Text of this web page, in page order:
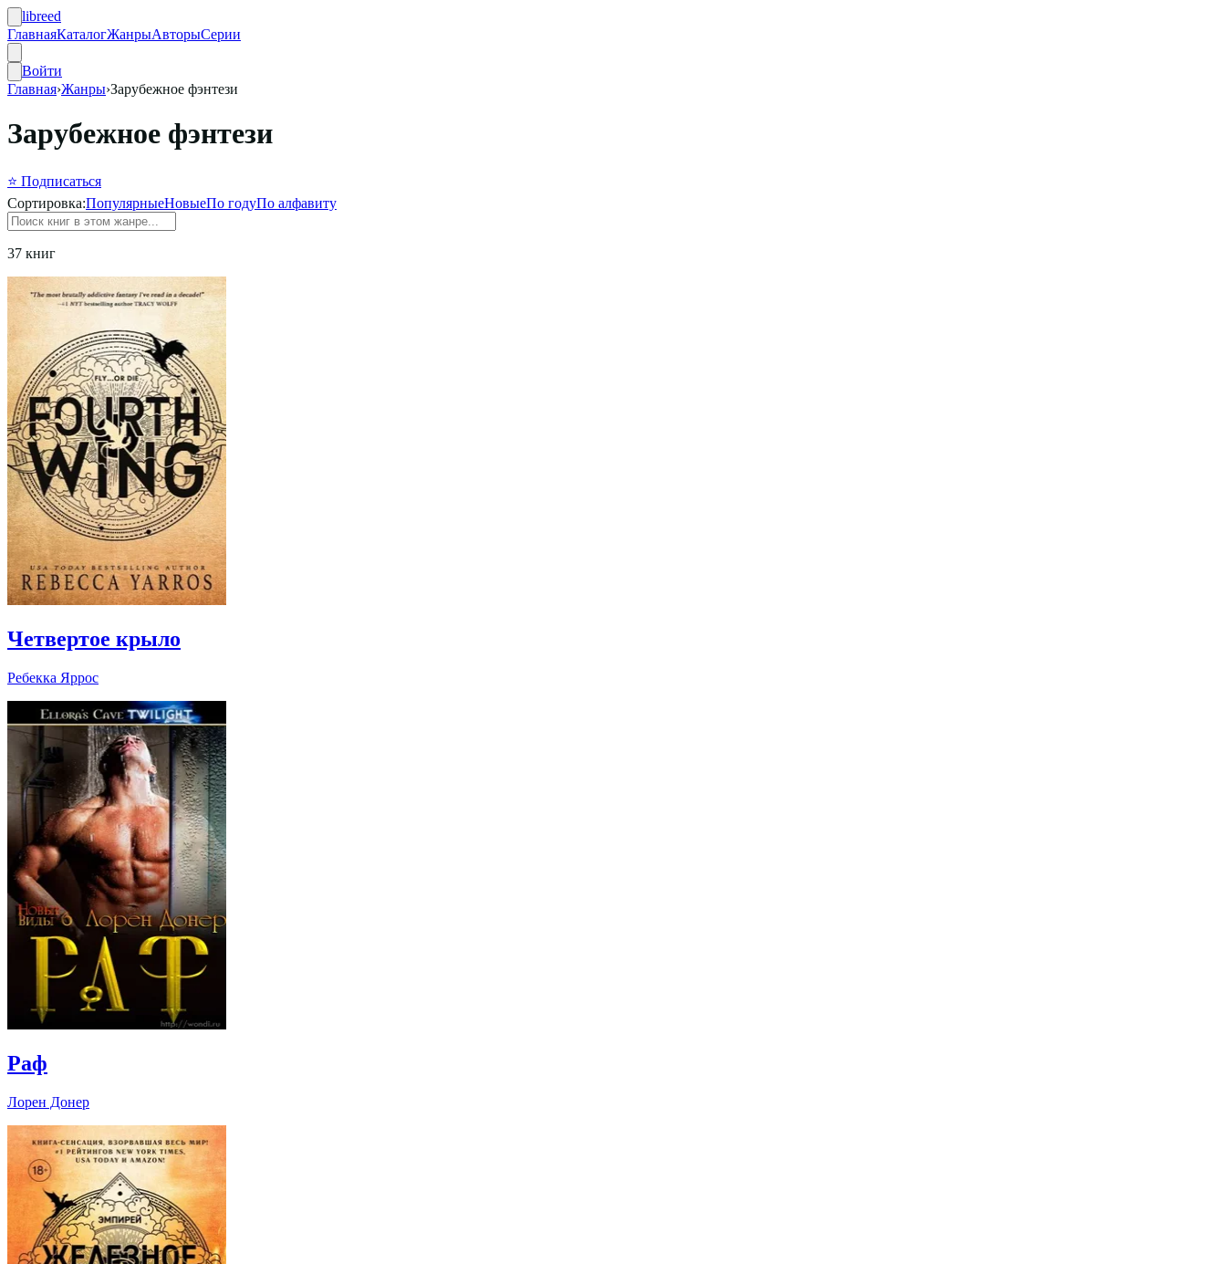
libreed
ГлавнаяКаталогЖанрыАвторыСерии
Войти
Главная›Жанры›Зарубежное фэнтези
Зарубежное фэнтези
⭐ Подписаться
Сортировка:ПопулярныеНовыеПо годуПо алфавиту
37 книг
Четвертое крыло
Ребекка Яррос
Раф
Лорен Донер